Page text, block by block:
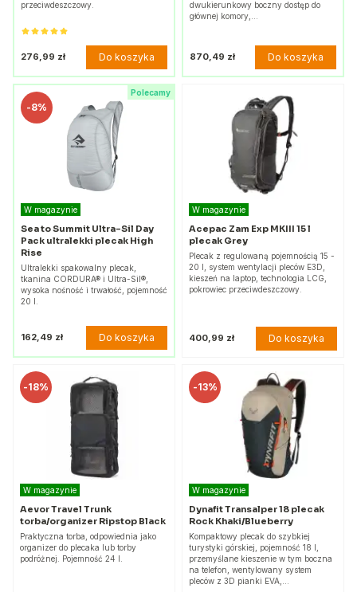
przeciwdeszczowy.
276,99 zł Do koszyka
dwukierunkowy boczny dostęp do
głównej komory,…
870,49 zł Do koszyka
Polecamy
-8%
W magazynie
Sea to Summit Ultra-Sil Day
Pack ultralekki plecak High
Rise
Ultralekki spakowalny plecak,
tkanina CORDURA® i Ultra-Sil®,
wysoka nośność i trwałość, pojemność
20 l.
162,49 zł Do koszyka
W magazynie
Acepac Zam Exp MKIII 15 l
plecak Grey
Plecak z regulowaną pojemnością 15 -
20 l, system wentylacji pleców E3D,
kieszeń na laptop, technologia LCG,
pokrowiec przeciwdeszczowy.
400,99 zł Do koszyka
-18%
W magazynie
Aevor Travel Trunk
torba/organizer Ripstop Black
Praktyczna torba, odpowiednia jako
organizer do plecaka lub torby
podróżnej. Pojemność 24 l.
-13%
W magazynie
Dynafit Transalper 18 plecak
Rock Khaki/Blueberry
Kompaktowy plecak do szybkiej
turystyki górskiej, pojemność 18 l,
przemyślane kieszenie w tym boczna
na telefon, wentylowany system
pleców z 3D pianki EVA,…